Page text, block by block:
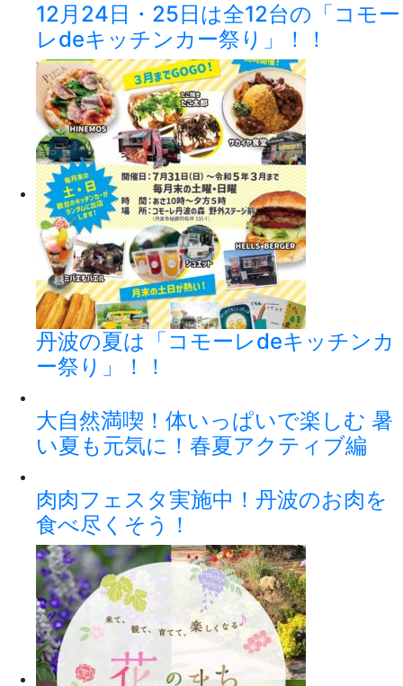
12月24日・25日は全12台の「コモー
レdeキッチンカー祭り」！！
丹波の夏は「コモーレdeキッチンカ
ー祭り」！！
大自然満喫！体いっぱいで楽しむ 暑
い夏も元気に！春夏アクティブ編
肉肉フェスタ実施中！丹波のお肉を
食べ尽くそう！